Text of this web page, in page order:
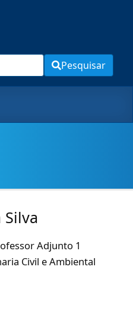
Pesquisar
Silva
Adjunto 1
Civil e Ambiental